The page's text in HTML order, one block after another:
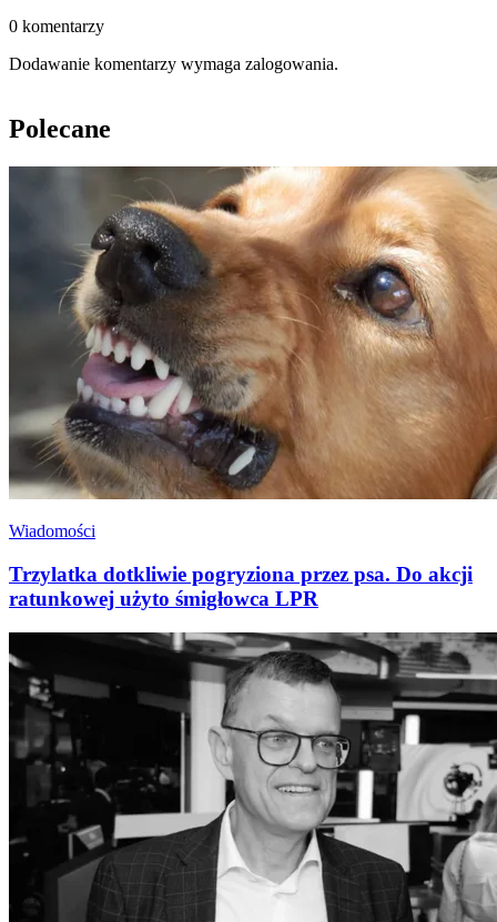
0 komentarzy
Dodawanie komentarzy wymaga zalogowania.
Polecane
Wiadomości
Trzylatka dotkliwie pogryziona przez psa. Do akcji
ratunkowej użyto śmigłowca LPR